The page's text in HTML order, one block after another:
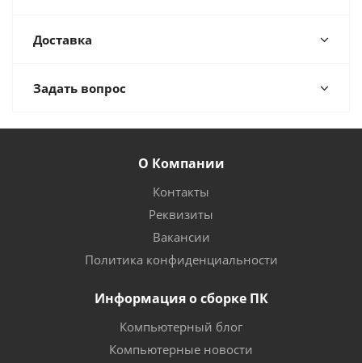
Доставка
Задать вопрос
О Компании
Контакты
Реквизиты
Вакансии
Политика конфиденциальности
Информация о сборке ПК
Компьютерный блог
Компьютерные новости